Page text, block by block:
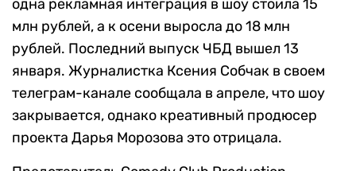
одна рекламная интеграция в шоу стоила 15
млн рублей, а к осени выросла до 18 млн
рублей. Последний выпуск ЧБД вышел 13
января. Журналистка Ксения Собчак в своем
телеграм-канале сообщала в апреле, что шоу
закрывается, однако креативный продюсер
проекта Дарья Морозова это отрицала.